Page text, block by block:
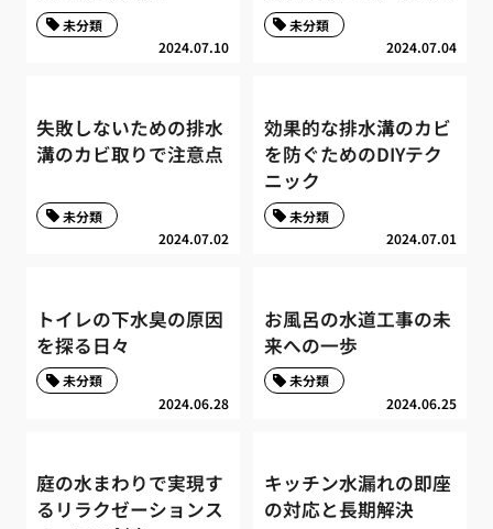
2024.07.10
未分類
2024.07.04
未分類
失敗しないための排水
溝のカビ取りで注意点
2024.07.02
未分類
効果的な排水溝のカビ
を防ぐためのDIYテク
ニック
2024.07.01
未分類
トイレの下水臭の原因
を探る日々
2024.06.28
未分類
お風呂の水道工事の未
来への一歩
2024.06.25
未分類
庭の水まわりで実現す
るリラクゼーションス
キッチン水漏れの即座
の対応と長期解決